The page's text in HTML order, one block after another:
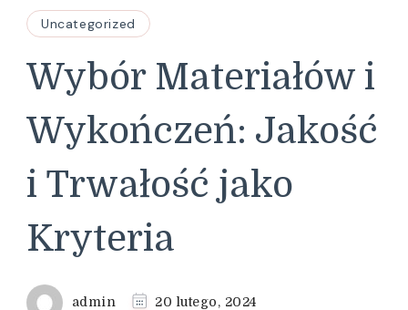
Uncategorized
Wybór Materiałów i
Wykończeń: Jakość
i Trwałość jako
Kryteria
admin 20 lutego, 2024